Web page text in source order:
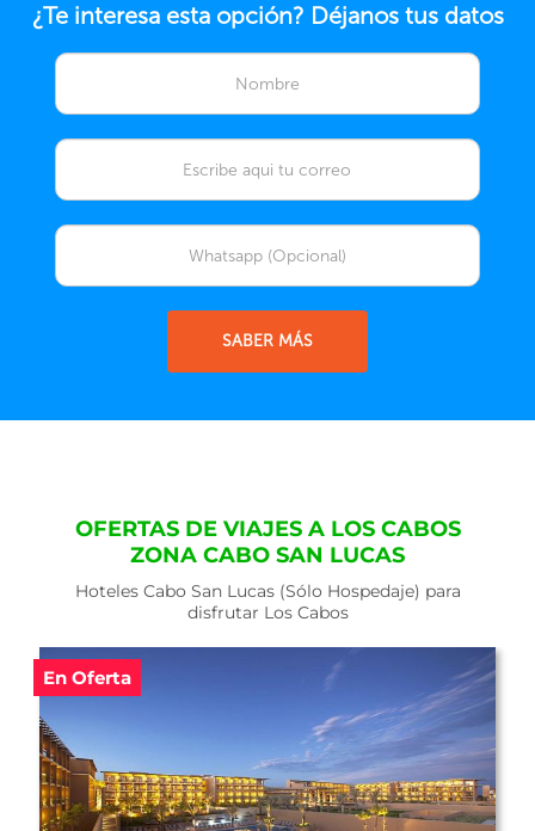
¿Te interesa esta opción? Déjanos tus datos
SABER MÁS
OFERTAS DE VIAJES A LOS CABOS
ZONA CABO SAN LUCAS
Hoteles Cabo San Lucas (Sólo Hospedaje) para
disfrutar Los Cabos
En Oferta